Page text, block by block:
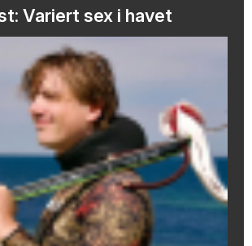
Variert sex i havet